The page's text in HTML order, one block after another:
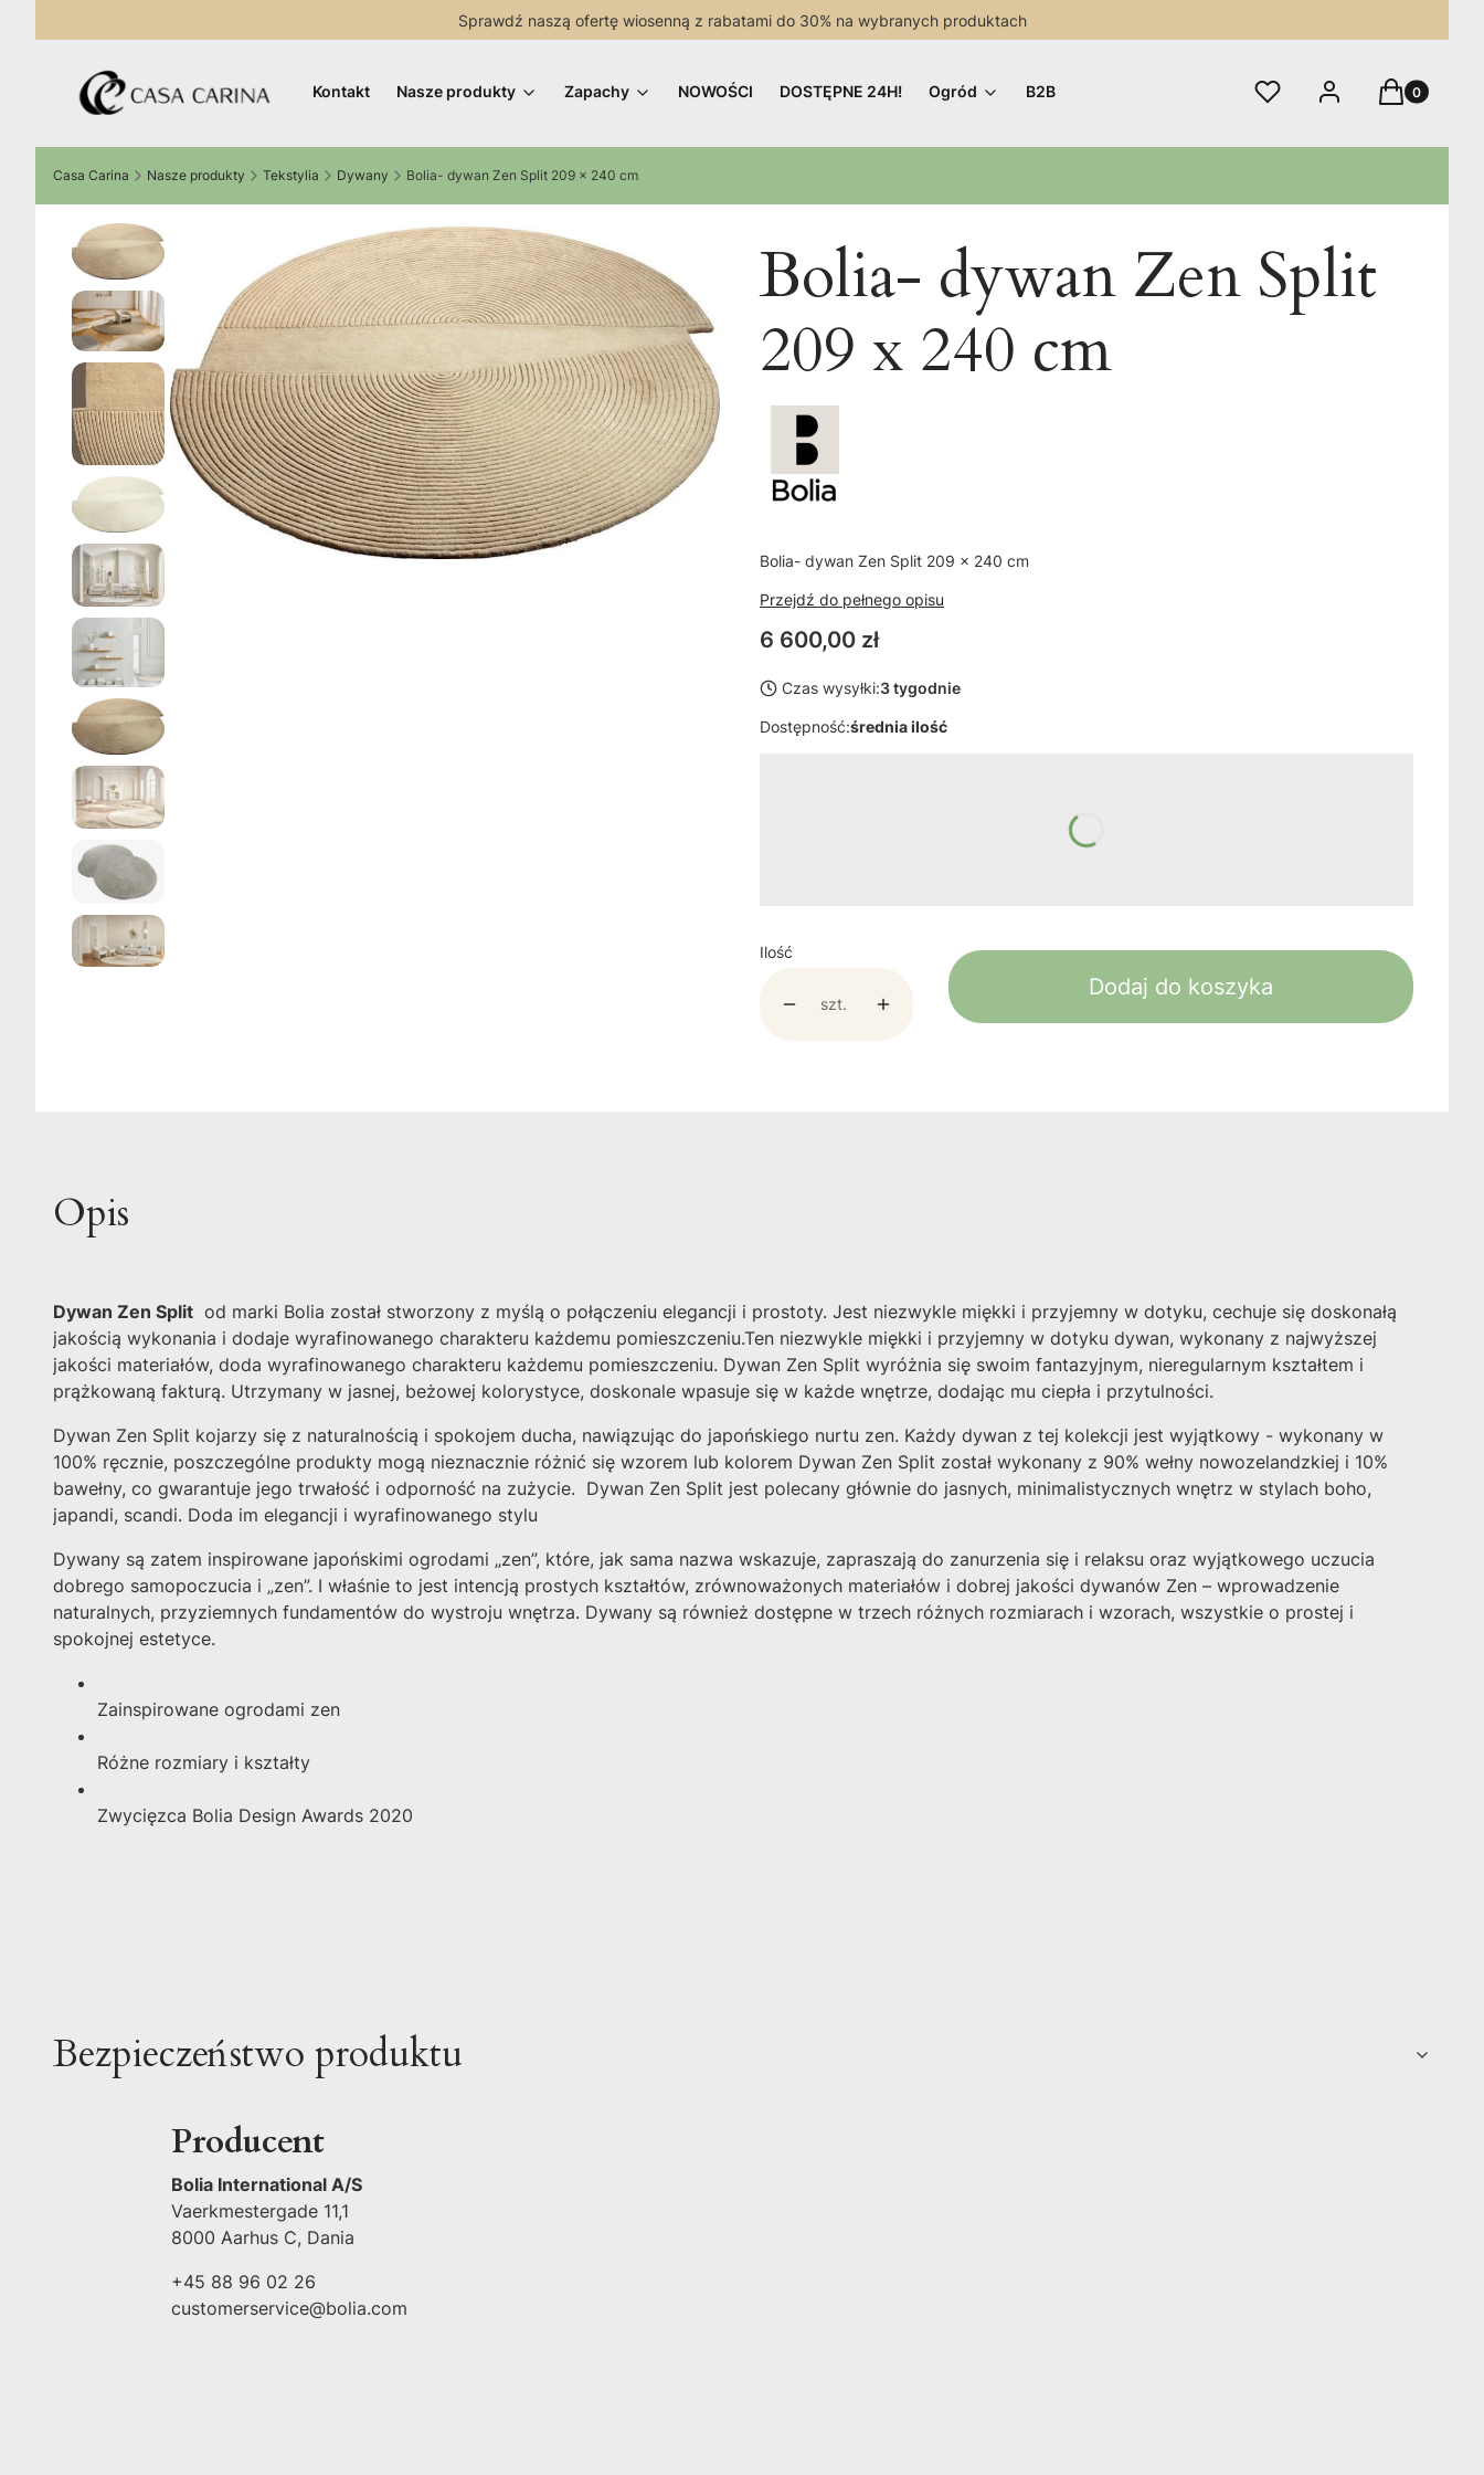
Sprawdź naszą ofertę wiosenną z rabatami do 30% na wybranych produktach
Kontakt Nasze produkty Zapachy NOWOŚCI DOSTĘPNE 24H! Ogród B2B Ulubione Zaloguj sięProdukty w
Koszyk
Casa Carina Nasze produkty Tekstylia Dywany Bolia- dywan Zen Split 209 x 240 cm
Bolia- dywan Zen Split
209 x 240 cm
Bolia- dywan Zen Split 209 x 240 cm
Przejdź do pełnego opisu
Cena
6 600,00 zł
Czas wysyłki:3 tygodnie
Dostępność:średnia ilość
Ilość
szt.
Dodaj do koszyka
Opis
Dywan Zen Split od marki Bolia został stworzony z myślą o połączeniu elegancji i prostoty. Jest niezwykle miękki i przyjemny w dotyku, cechuje się doskonałą
jakością wykonania i dodaje wyrafinowanego charakteru każdemu pomieszczeniu.Ten niezwykle miękki i przyjemny w dotyku dywan, wykonany z najwyższej
jakości materiałów, doda wyrafinowanego charakteru każdemu pomieszczeniu. Dywan Zen Split wyróżnia się swoim fantazyjnym, nieregularnym kształtem i
prążkowaną fakturą. Utrzymany w jasnej, beżowej kolorystyce, doskonale wpasuje się w każde wnętrze, dodając mu ciepła i przytulności.
Dywan Zen Split kojarzy się z naturalnością i spokojem ducha, nawiązując do japońskiego nurtu zen. Każdy dywan z tej kolekcji jest wyjątkowy - wykonany w
100% ręcznie, poszczególne produkty mogą nieznacznie różnić się wzorem lub kolorem Dywan Zen Split został wykonany z 90% wełny nowozelandzkiej i 10%
bawełny, co gwarantuje jego trwałość i odporność na zużycie. Dywan Zen Split jest polecany głównie do jasnych, minimalistycznych wnętrz w stylach boho,
japandi, scandi. Doda im elegancji i wyrafinowanego stylu
Dywany są zatem inspirowane japońskimi ogrodami „zen”, które, jak sama nazwa wskazuje, zapraszają do zanurzenia się i relaksu oraz wyjątkowego uczucia
dobrego samopoczucia i „zen”. I właśnie to jest intencją prostych kształtów, zrównoważonych materiałów i dobrej jakości dywanów Zen – wprowadzenie
naturalnych, przyziemnych fundamentów do wystroju wnętrza. Dywany są również dostępne w trzech różnych rozmiarach i wzorach, wszystkie o prostej i
spokojnej estetyce.
Zainspirowane ogrodami zen
Różne rozmiary i kształty
Zwycięzca Bolia Design Awards 2020
Bezpieczeństwo produktu
Producent
Bolia International A/S
Vaerkmestergade 11,1
8000 Aarhus C, Dania
+45 88 96 02 26
customerservice@bolia.com